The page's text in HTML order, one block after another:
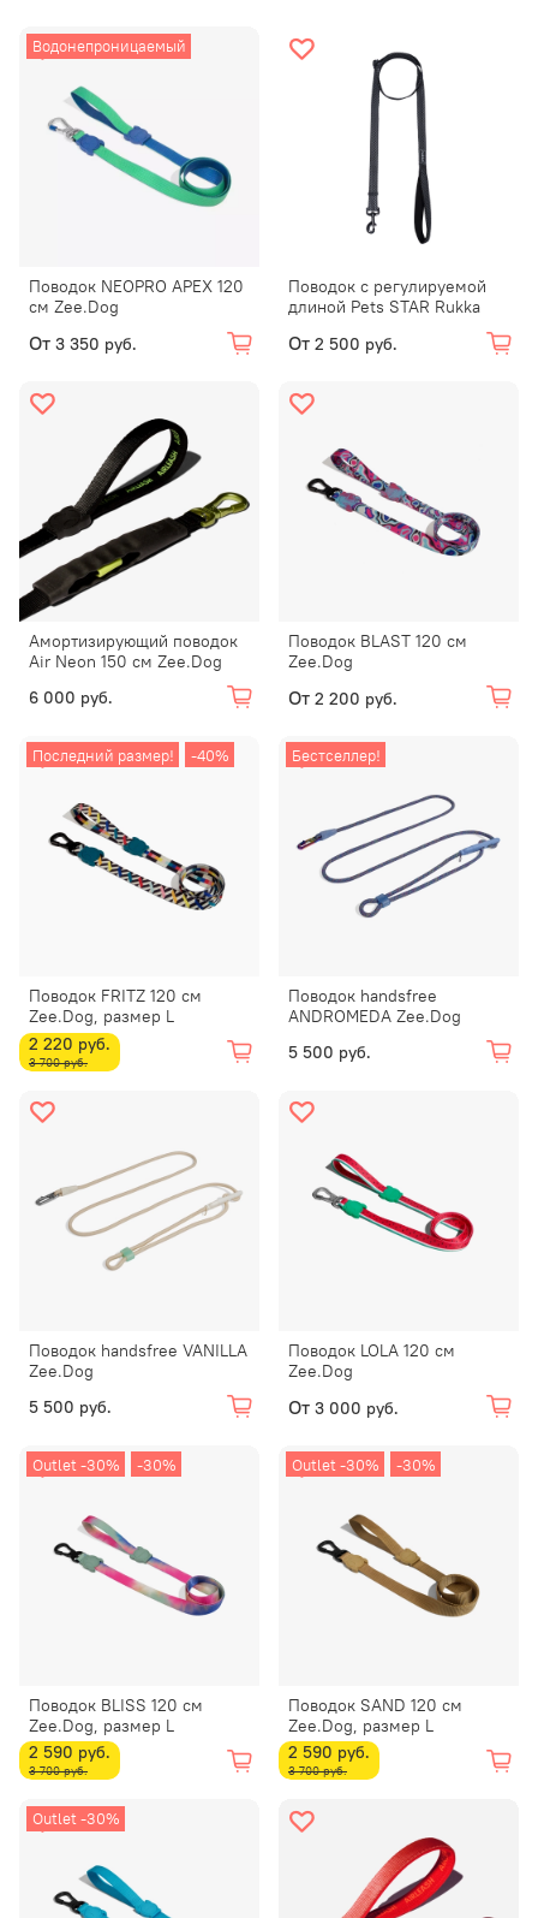
Водонепроницаемый
Поводок NEOPRO APEX 120
см Zee.Dog
От 3 350 руб.
Поводок с регулируемой
длиной Pets STAR Rukka
От 2 500 руб.
Амортизирующий поводок
Air Neon 150 см Zee.Dog
6 000 руб.
Поводок BLAST 120 см
Zee.Dog
От 2 200 руб.
Последний размер! -40%
Поводок FRITZ 120 см
Zee.Dog, размер L
2 220 руб.
3 700 руб.
Бестселлер!
Поводок handsfree
ANDROMEDA Zee.Dog
5 500 руб.
Поводок handsfree VANILLA
Zee.Dog
5 500 руб.
Поводок LOLA 120 см
Zee.Dog
От 3 000 руб.
Outlet -30% -30%
Поводок BLISS 120 см
Zee.Dog, размер L
2 590 руб.
3 700 руб.
Outlet -30% -30%
Поводок SAND 120 см
Zee.Dog, размер L
2 590 руб.
3 700 руб.
Outlet -30%